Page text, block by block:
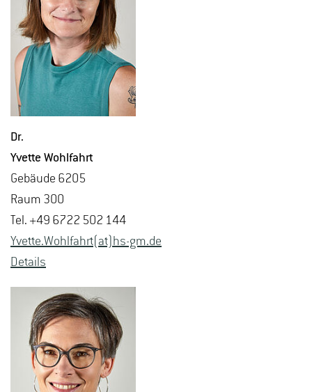
Dr.
Yvet­te Wohl­fahrt
Ge­bäu­de 6205
Raum 300
Tel. +49 6722 502 144
Yvet­te.Wohl­fahrt(at)hs-​gm.​de
De­tails